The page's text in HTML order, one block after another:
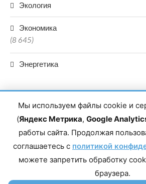
Экология
Экономика
(8 645)
Энергетика
Главный редактор сетевого издания
Контакты редакции: 8(988)-292-94-34 Почта:
Республика Дагестан, г. Махачкала, пр-т
права защищены. Копирование и
запрещено, частичное цитирование
Мы используем файлы cookie и
(Яндекс Метрика, Google
работы сайта. Продолжая
соглашаетесь с политикой
можете запретить обработку
браузера.